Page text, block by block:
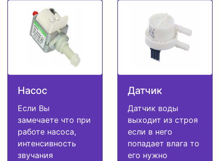
Насос
Если Вы
замечаете что при
работе насоса,
интенсивность
звучания
Датчик
Датчик воды
выходит из строя
если в него
попадает влага то
его нужно